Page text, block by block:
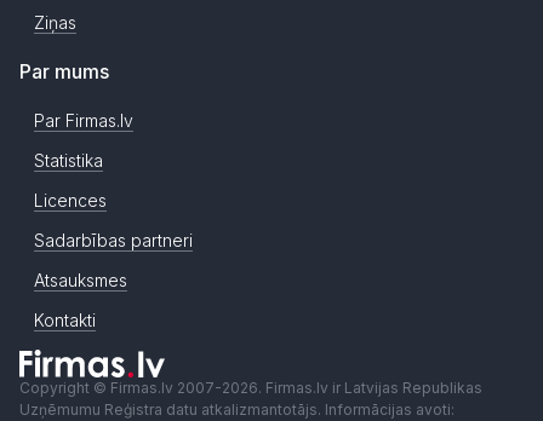
Ziņas
Par mums
Par Firmas.lv
Statistika
Licences
Sadarbības partneri
Atsauksmes
Kontakti
Copyright © Firmas.lv 2007-2026. Firmas.lv ir Latvijas Republikas
Uzņēmumu Reģistra datu atkalizmantotājs. Informācijas avoti: